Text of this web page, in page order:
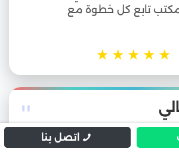
تابع كل خطوة مع
★
★
★
★
★
"
اتصل بنا